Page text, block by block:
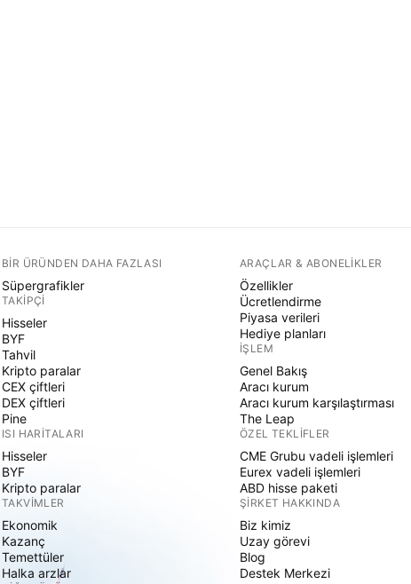
BIR ÜRÜNDEN DAHA FAZLASI
Süpergrafikler
TAKIPÇI
Hisseler
BYF
Tahvil
Kripto paralar
CEX çiftleri
DEX çiftleri
Pine
ISI HARITALARI
Hisseler
BYF
Kripto paralar
TAKVIMLER
Ekonomik
Kazanç
Temettüler
Halka arzlar
ARAÇLAR & ABONELIKLER
Özellikler
Ücretlendirme
Piyasa verileri
Hediye planları
İŞLEM
Genel Bakış
Aracı kurum
Aracı kurum karşılaştırması
The Leap
ÖZEL TEKLIFLER
CME Grubu vadeli işlemleri
Eurex vadeli işlemleri
ABD hisse paketi
ŞIRKET HAKKINDA
Biz kimiz
Uzay görevi
Blog
Destek Merkezi